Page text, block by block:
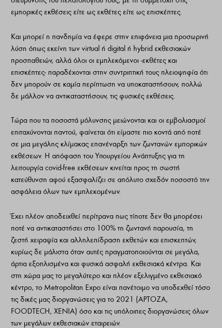
εμπορικές εκθέσεις είτε ως εκθέτες είτε ως επισκέπτες.
Και μπορεί η πανδημία να έφερε στην επιφάνεια μια προσωρινή
λύση όπως εκείνη των virtual ή digital ή hybrid εκθεσιακών
προσπαθειών, αλλά όλοι οι εμπλεκόμενοι -εκθέτες και
επισκέπτες- παραδέχονται στην συντριπτική τους πλειοψηφία ότι
δεν μπορούν σε καμία περίπτωση να υποκαταστήσουν, πολλώ
δε μάλλον να αντικαταστήσουν, τις φυσικές εκθέσεις.
Τώρα που τα ποσοστά μόλυνσης μειώνονται και οι εμβολιασμοί
επιταχύνονται παντού, φαίνεται ότι είμαστε πιο κοντά από ποτέ
σε μια μεγάλης κλίμακας επανέναρξη των ζωντανών εμπορικών
εκθέσεων. Η απόφαση του Υπουργείου Ανάπτυξης για τη
λειτουργία covid-free εκθέσεων κινείται προς τη σωστή
κατεύθυνση αφού εξασφαλίζει σε απόλυτο σχεδόν ποσοστό την
ασφάλεια όλων των εμπλεκομένων.
Έχει πλέον αποδειχθεί περίτρανα πως τίποτε δεν θα μπορέσει
ποτέ να αντικαταστήσει στο 100% τη ζωντανή παρουσία, τη
ζεστή χειραψία και αλληλεπίδραση εκθετών και επισκεπτών,
κυρίως δε μάλιστα όταν αυτές πραγματοποιούνται σε μεγάλα,
άρτια εξοπλισμένα και φυσικά ασφαλή εκθεσιακά κέντρα. Και
στη χώρα μας το μεγαλύτερο και πλέον εξελιγμένο εκθεσιακό
κέντρο, το Metropolitan Expo είναι πανέτοιμο να υποδεχθεί τόσο
τις δικές μας διοργανώσεις για το 2021 (ΑΡΤΟΖΑ,
FOODTECH, XENIA) όσο και τις υπόλοιπες διοργανώσεις όλων
των μεγάλων εκθεσιακών εταιρειών.